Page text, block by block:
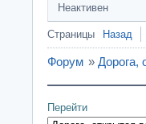
Неактивен
Страницы Назад
Форум » Дорога,
Перейти